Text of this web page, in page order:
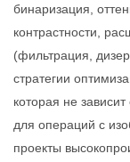
бинаризация,
контрастности,
(фильтрация,
стратегии
которая не
для операций с
проекты